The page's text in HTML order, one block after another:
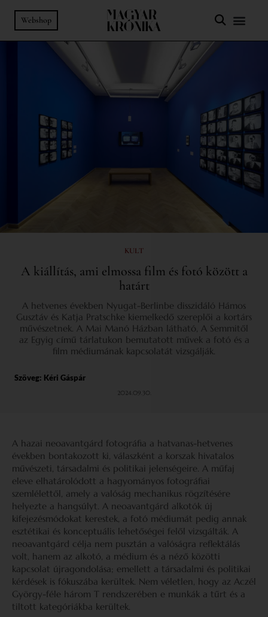
Webshop
KULT
A kiállítás, ami elmossa film és fotó között a
határt
A hetvenes években Nyugat-Berlinbe disszidáló Hámos
Gusztáv és Katja Pratschke kiemelkedő szereplői a kortárs
művészetnek. A Mai Manó Házban látható, A Semmitől
az Egyig című tárlatukon bemutatott művek a fotó és a
film médiumának kapcsolatát vizsgálják.
Szöveg: Kéri Gáspár
2024.09.30.
A hazai neoavantgárd fotográfia a hatvanas-hetvenes
években bontakozott ki, válaszként a korszak hivatalos
művészeti, társadalmi és politikai jelenségeire. A műfaj
eleve elhatárolódott a hagyományos fotográfiai
szemlélettől, amely a valóság mechanikus rögzítésére
helyezte a hangsúlyt. A neoavantgárd alkotók új
kifejezésmódokat kerestek, a fotó médiumát pedig annak
esztétikai és konceptuális lehetőségei felől vizsgálták. A
neoavantgárd célja nem pusztán a valóságra reflektálás
volt, hanem az alkotó, a médium és a néző közötti
kapcsolat újragondolása; emellett a társadalmi és politikai
kérdések is fókuszába kerültek. Nem véletlen, hogy az Aczél
György-féle három T rendszerében e munkák a tűrt és a
tiltott kategóriákba kerültek.